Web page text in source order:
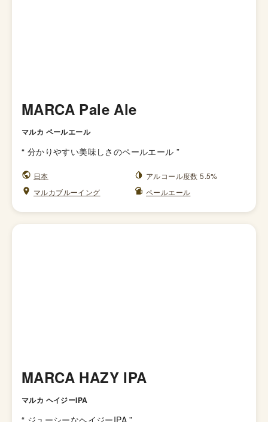
MARCA Pale Ale
マルカ ペールエール
“ 分かりやすい美味しさのペールエール ”
日本
アルコール度数 5.5%
マルカブルーイング
ペールエール
MARCA HAZY IPA
マルカ ヘイジーIPA
“ ジューシーなヘイジーIPA ”